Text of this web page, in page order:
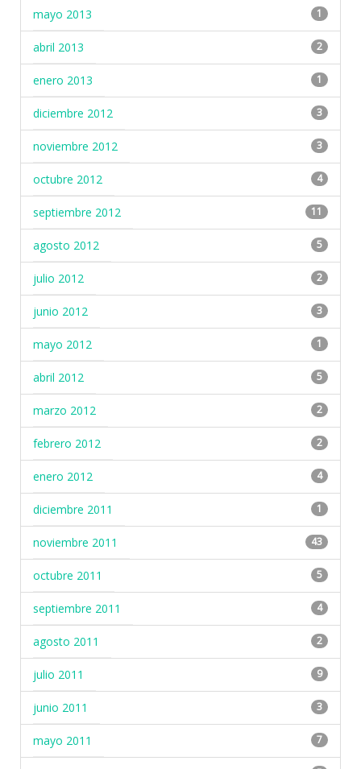
mayo 2013 1
abril 2013 2
enero 2013 1
diciembre 2012 3
noviembre 2012 3
octubre 2012 4
septiembre 2012 11
agosto 2012 5
julio 2012 2
junio 2012 3
mayo 2012 1
abril 2012 5
marzo 2012 2
febrero 2012 2
enero 2012 4
diciembre 2011 1
noviembre 2011 43
octubre 2011 5
septiembre 2011 4
agosto 2011 2
julio 2011 9
junio 2011 3
mayo 2011 7